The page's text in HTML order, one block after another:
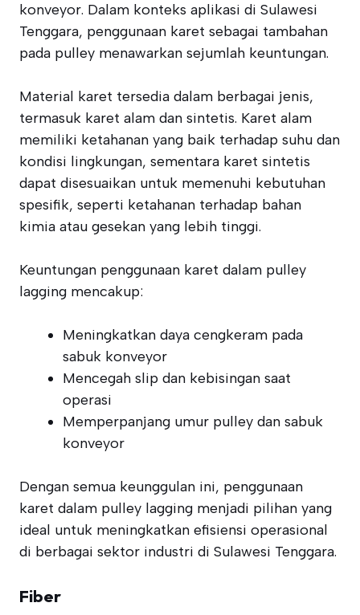
konveyor. Dalam konteks aplikasi di Sulawesi
Tenggara, penggunaan karet sebagai tambahan
pada pulley menawarkan sejumlah keuntungan.
Material karet tersedia dalam berbagai jenis,
termasuk karet alam dan sintetis. Karet alam
memiliki ketahanan yang baik terhadap suhu dan
kondisi lingkungan, sementara karet sintetis
dapat disesuaikan untuk memenuhi kebutuhan
spesifik, seperti ketahanan terhadap bahan
kimia atau gesekan yang lebih tinggi.
Keuntungan penggunaan karet dalam pulley
lagging mencakup:
Meningkatkan daya cengkeram pada
sabuk konveyor
Mencegah slip dan kebisingan saat
operasi
Memperpanjang umur pulley dan sabuk
konveyor
Dengan semua keunggulan ini, penggunaan
karet dalam pulley lagging menjadi pilihan yang
ideal untuk meningkatkan efisiensi operasional
di berbagai sektor industri di Sulawesi Tenggara.
Fiber